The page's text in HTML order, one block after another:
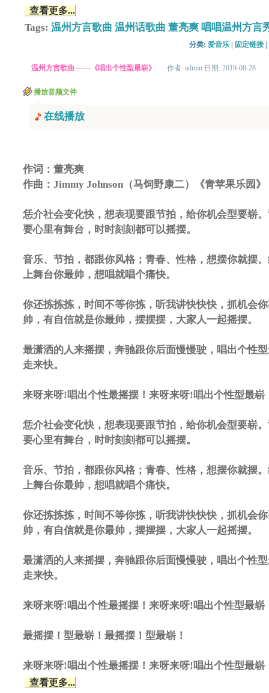
查看更多...
Tags: 温州方言歌曲 温州话歌曲 董亮爽 唱唱温州方言
分类: 爱音乐 固定链接
温州方言歌曲 ——《唱出个性型最崭》 作者: admin 日期: 2019-08-28
播放音频文件
在线播放
作词：董亮爽
作曲：Jimmy Johnson（马饲野康二）《青苹果乐园》
恁介社会变化快，想表现要跟节拍，给你机会型要崭
要心里有舞台，时时刻刻都可以摇摆。
音乐、节拍，都跟你风格；青春、性格，想摆你就摆
上舞台你最帅，想唱就唱个痛快。
你还拣拣拣，时间不等你拣，听我讲快快快，抓机会
帅，有自信就是你最帅，摆摆摆，大家人一起摇摆。
最潇洒的人来摇摆，奔驰跟你后面慢慢驶，唱出个性
走来快。
来呀来呀!唱出个性最摇摆！来呀来呀!唱出个性型最崭
恁介社会变化快，想表现要跟节拍，给你机会型要崭
要心里有舞台，时时刻刻都可以摇摆。
音乐、节拍，都跟你风格；青春、性格，想摆你就摆
上舞台你最帅，想唱就唱个痛快。
你还拣拣拣，时间不等你拣，听我讲快快快，抓机会
帅，有自信就是你最帅，摆摆摆，大家人一起摇摆。
最潇洒的人来摇摆，奔驰跟你后面慢慢驶，唱出个性
走来快。
来呀来呀!唱出个性最摇摆！来呀来呀!唱出个性型最崭
最摇摆！型最崭！最摇摆！型最崭！
来呀来呀!唱出个性最摇摆！来呀来呀!唱出个性型最崭
查看更多...